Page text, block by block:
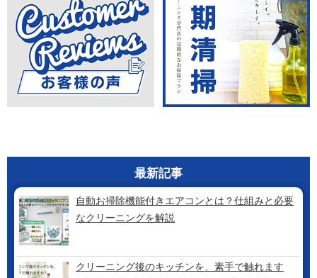
最新記事
自動お掃除機能付きエアコンとは？仕組みと必要
なクリーニングを解説
クリーニング後のキッチンを、素手で触れます